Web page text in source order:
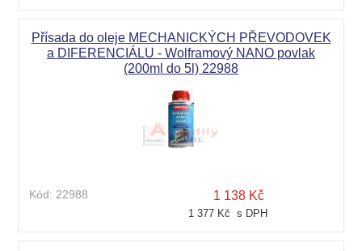
Přísada do oleje MECHANICKÝCH PŘEVODOVEK
a DIFERENCIÁLU - Wolframový NANO povlak
(200ml do 5l) 22988
Kód: 22988 1 138 Kč
1 377 Kč s DPH